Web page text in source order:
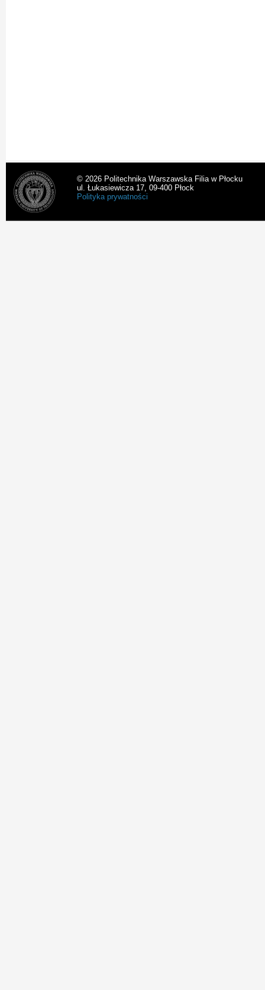
© 2026 Politechnika Warszawska Filia w Płocku
ul. Łukasiewicza 17, 09-400 Płock
Polityka prywatności